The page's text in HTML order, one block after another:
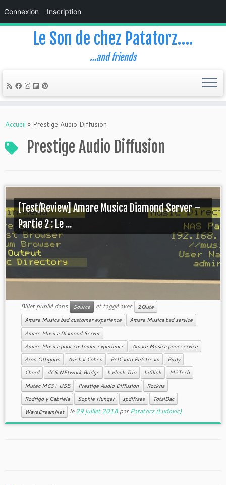
Connexion Inscription
Le Son de chez Patatorz….
…and friends
Accueil » Prestige Audio Diffusion
Prestige Audio Diffusion
[Test/Review] Amare Musica Diamond Server –
Partie 2 : Le ...
Billet publié dans Source et taggé avec
2Qute
Amare Musica bad customer experience
Amare Musica bad service
Amare Musica Diamond Server
Amare Musica poor customer experience
Amare Musica poor service
Aron Ottignon
Avishai Cohen BelCanto Refstream
Birdy
Chord
dCS NEtwork Bridge hadouk Trio hifilink
M2Tech
Mutec MC3+ USB
Prestige Audio Diffusion
Rockna
Rodrigo y Gabriela
Sophie Hunger spdif/aes
TotalDac
WaveDreamNet
le29 juillet 2018 parPatatorz (Ludovic)